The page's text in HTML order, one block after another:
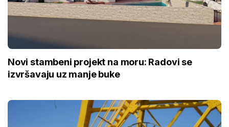
Novi stambeni projekt na moru: Radovi se
izvršavaju uz manje buke